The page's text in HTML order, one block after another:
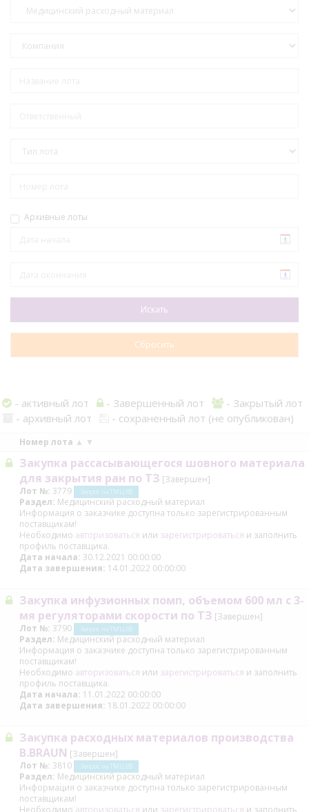
Архивные лоты
- активный лот - Завершенный лот
- Закрытый лот
- архивный лот
- сохраненный лот (не опубликован)
Номер лота ▲ ▼
Закупка рассасывающегося шовного материала
для закрытия ран по ТЗ [Завершен]
Лот №: 3779 Запрос на ТМЦ (В)
Раздел: Медицинский расходный материал
Информация о заказчике доступна только зарегистрированным
поставщикам!
Необходимо авторизоваться или зарегистрироваться и заполнить
профиль поставщика.
Дата начала: 30.12.2021 00:00:00
Дата завершения: 14.01.2022 00:00:00
Закупка инфузионных помп, объемом 600 мл с 3-
мя регуляторами скорости по ТЗ [Завершен]
Лот №: 3790 Запрос на ТМЦ (В)
Раздел: Медицинский расходный материал
Информация о заказчике доступна только зарегистрированным
поставщикам!
Необходимо авторизоваться или зарегистрироваться и заполнить
профиль поставщика.
Дата начала: 11.01.2022 00:00:00
Дата завершения: 18.01.2022 00:00:00
Закупка расходных материалов производства
B.BRAUN [Завершен]
Лот №: 3810 Запрос на ТМЦ (В)
Раздел: Медицинский расходный материал
Информация о заказчике доступна только зарегистрированным
поставщикам!
Необходимо авторизоваться или зарегистрироваться и заполнить